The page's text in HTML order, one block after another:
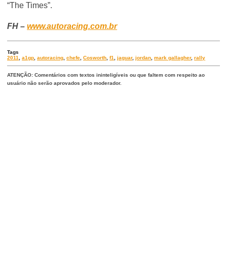
“The Times”.
FH –www.autoracing.com.br
Tags
2011
,a1gp ,autoracing ,chefe ,Cosworth ,f1 ,jaguar,jordan ,mark gallagher,rally
ATENÇÃO: Comentários com textos ininteligíveis ou que faltem com respeito ao
usuário não serão aprovados pelo moderador.